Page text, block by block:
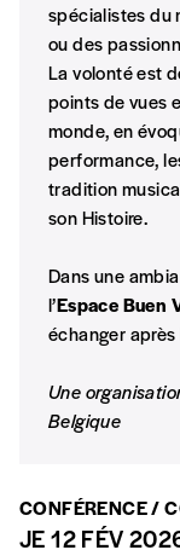
Les mots
*champs
spécialistes du
ou des
La volonté est
points de vues
monde, en
performance,
tradition
son Histoire.
Dans une
l’Espace Buen
échanger
Une
Belgique
CONFÉRENCE /
JE 12 FÉV